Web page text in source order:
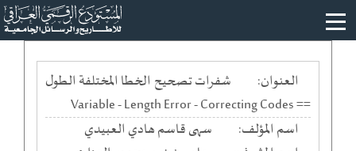
العنوان:
شفرات تصحيح الخطا المختلفة الطول
== Variable - Length Error - Correcting Codes
اسم المؤلف:
سهى قاسم هادي العبيدي